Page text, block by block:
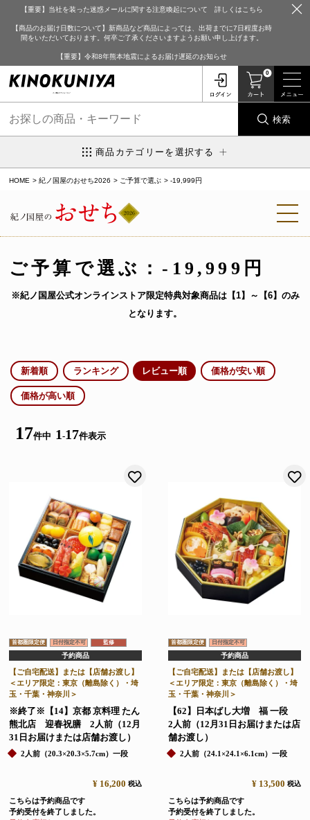
【重要】当社を装った迷惑メールに関する注意喚起について 詳しくはこちら
【商品のお届け日数について】新商品など商品によっては、出荷までに7日程度お時
間をいただいております。何卒ご了承くださいますようお願い申し上げます。
【重要】令和8年熊本地震によるお届け遅延のお知らせ
0
検索
商品カテゴリーを選択する
HOME 紀ノ国屋のおせち2026 ご予算で選ぶ -19,999円
ご予算で選ぶ： -19,999円
※紀ノ国屋公式オンラインストア限定特典対象商品は【1】～【6】のみ
となります。
新着順 ランキング レビュー順 価格が安い順
価格が高い順
17件中 1 -17件表示
首都圏限定便 日付指定不可 監修
予約商品
【ご自宅配送】または【店舗お渡し】
＜エリア限定：東京（離島除く）・埼
玉・千葉・神奈川＞
※終了※【14】京都 京料理 たん
熊北店 迎春祝膳 2人前（12月
31日お届けまたは店舗お渡し）
2人前（20.3×20.3×5.7cm）一段
¥ 16,200 税込
こちらは予約商品です
予約受付を終了しました。
首都圏限定便 日付指定不可
予約商品
【ご自宅配送】または【店舗お渡し】
＜エリア限定：東京（離島除く）・埼
玉・千葉・神奈川＞
【62】日本ばし大増 福 一段
2人前（12月31日お届けまたは店
舗お渡し）
2人前（24.1×24.1×6.1cm）一段
¥ 13,500 税込
こちらは予約商品です
予約受付を終了しました。